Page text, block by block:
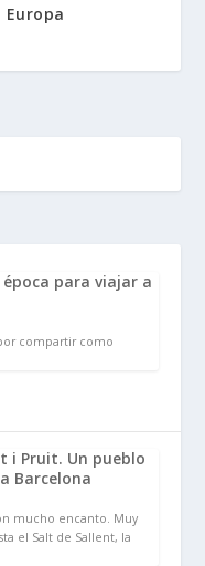
para viajar a
compartir como
i Pruit. Un pueblo
Barcelona
mucho encanto. Muy
el Salt de Sallent, la